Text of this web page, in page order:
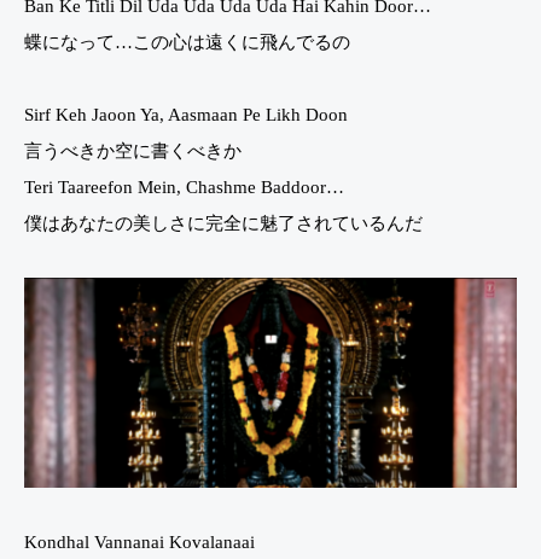
Ban Ke Titli Dil Uda Uda Uda Uda Hai Kahin Door…
蝶になって…この心は遠くに飛んでるの
Sirf Keh Jaoon Ya, Aasmaan Pe Likh Doon
言うべきか空に書くべきか
Teri Taareefon Mein, Chashme Baddoor…
僕はあなたの美しさに完全に魅了されているんだ
Kondhal Vannanai Kovalanaai